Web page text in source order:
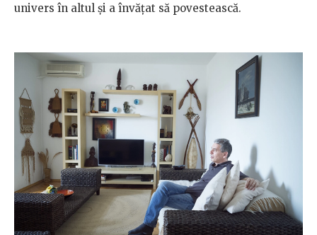
univers în altul și a învățat să povestească.